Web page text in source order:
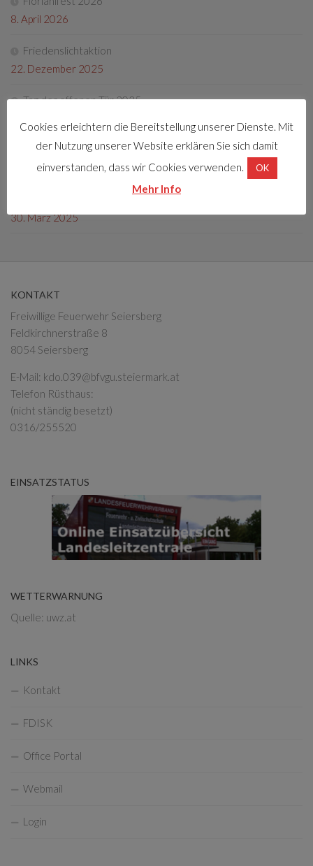
8. April 2026
Friedenslichtaktion
22. Dezember 2025
Tag der offenen Tür 2025
Fotos Florianifest 2025
13. Mai 2025
30. März 2025
KONTAKT
Freiwillige Feuerwehr Seiersberg
Feldkirchnerstraße 8
8054 Seiersberg
E-Mail: kdo.039@bfvgu.steiermark.at
Telefon Rüsthaus:
(nicht ständig besetzt)
0316/255520
EINSATZSTATUS
WETTERWARNUNG
Quelle: uwz.at
LINKS
Kontakt
FDISK
Office Portal
Webmail
Login
Cookies erleichtern die Bereitstellung unserer Dienste. Mit
der Nutzung unserer Website erklären Sie sich damit
einverstanden, dass wir Cookies verwenden.
OK
Mehr Info